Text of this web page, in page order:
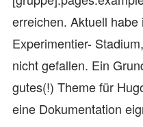
erreichen. Aktuell habe
Experimentier-
nicht gefallen. Ein
gutes(!) Theme für
eine Dokumentation